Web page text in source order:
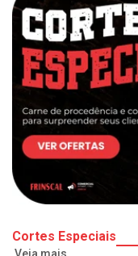
Cortes Especiais